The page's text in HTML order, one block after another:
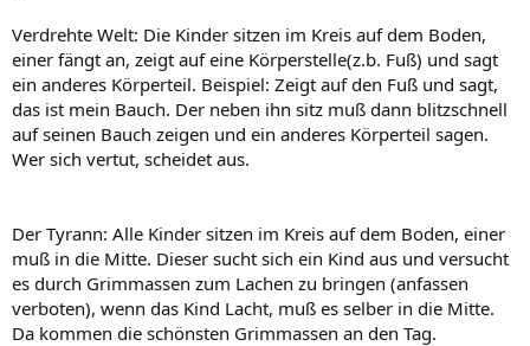
Verdrehte Welt: Die Kinder sitzen im Kreis auf dem Boden,
einer fängt an, zeigt auf eine Körperstelle(z.b. Fuß) und sagt
ein anderes Körperteil. Beispiel: Zeigt auf den Fuß und sagt,
das ist mein Bauch. Der neben ihn sitz muß dann blitzschnell
auf seinen Bauch zeigen und ein anderes Körperteil sagen.
Wer sich vertut, scheidet aus.
Der Tyrann: Alle Kinder sitzen im Kreis auf dem Boden, einer
muß in die Mitte. Dieser sucht sich ein Kind aus und versucht
es durch Grimmassen zum Lachen zu bringen (anfassen
verboten), wenn das Kind Lacht, muß es selber in die Mitte.
Da kommen die schönsten Grimmassen an den Tag.